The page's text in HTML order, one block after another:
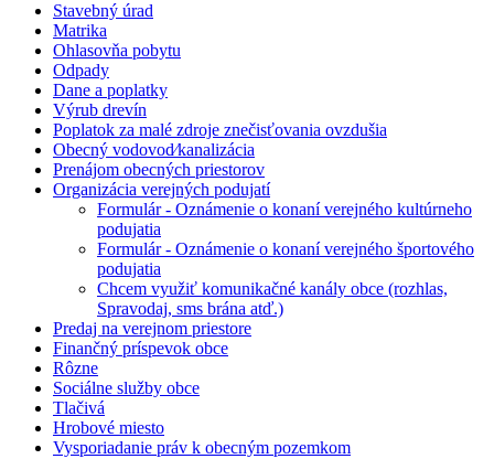
Stavebný úrad
Matrika
Ohlasovňa pobytu
Odpady
Dane a poplatky
Výrub drevín
Poplatok za malé zdroje znečisťovania ovzdušia
Obecný vodovod⁄kanalizácia
Prenájom obecných priestorov
Organizácia verejných podujatí
Formulár - Oznámenie o konaní verejného kultúrneho
podujatia
Formulár - Oznámenie o konaní verejného športového
podujatia
Chcem využiť komunikačné kanály obce (rozhlas,
Spravodaj, sms brána atď.)
Predaj na verejnom priestore
Finančný príspevok obce
Rôzne
Sociálne služby obce
Tlačivá
Hrobové miesto
Vysporiadanie práv k obecným pozemkom